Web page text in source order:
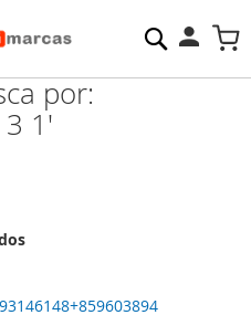
Pesquisa
por:
1'